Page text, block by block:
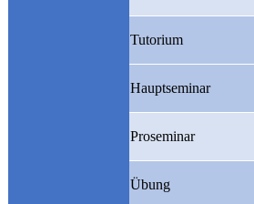
Tutorium
Hauptseminar
Proseminar
Übung